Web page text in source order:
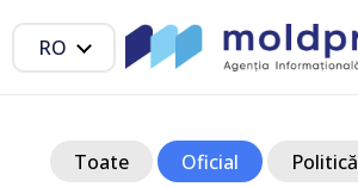
RO
Toate Oficial Politică